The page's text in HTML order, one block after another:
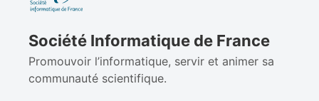
Société Informatique de France
Promouvoir l’informatique, servir et animer sa
communauté scientifique.